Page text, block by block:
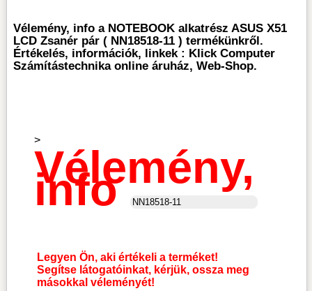
Vélemény, info a NOTEBOOK alkatrész ASUS X51
LCD Zsanér pár ( NN18518-11 ) termékünkről.
Értékelés, információk, linkek : Klick Computer
Számítástechnika online áruház, Web-Shop.
>
Vélemény,
info
Legyen Ön, aki értékeli a terméket!
Segítse látogatóinkat, kérjük, ossza meg
másokkal véleményét!